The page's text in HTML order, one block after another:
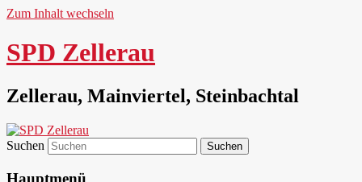
Zum Inhalt wechseln
SPD Zellerau
Zellerau, Mainviertel, Steinbachtal
Suchen
Hauptmenü